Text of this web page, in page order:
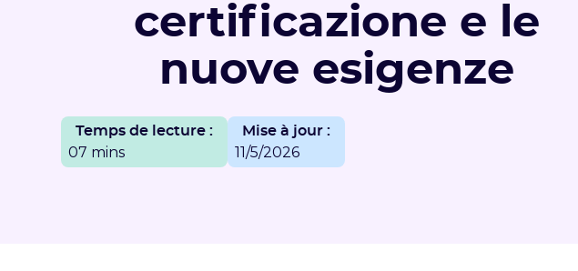
certificazione e le
nuove esigenze
Temps de lecture :
07 mins
Mise à jour :
11/5/2026